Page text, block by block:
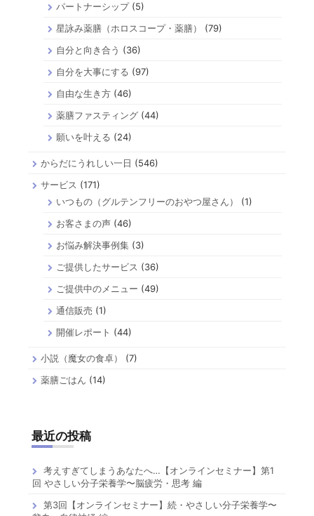
パートナーシップ(5)
星詠み薬膳（ホロスコープ・薬膳）
(79)
自分と向き合う (36)
自分を大事にする (97)
自由な生き方 (46)
薬膳ファスティング (44)
願いを叶える (24)
からだにうれしい一日 (546)
サービス (171)
いつもの（グルテンフリーのおやつ屋さん）
(1)
お客さまの声 (46)
お悩み解決事例集 (3)
ご提供したサービス (36)
ご提供中のメニュー (49)
通信販売 (1)
開催レポート (44)
小説（魔女の食卓）
(7)
薬膳ごはん (14)
最近の投稿
考えすぎてしまうあなたへ…【オンラインセミナー】第1
回 やさしい分子栄養学〜脳疲労・思考 編
第3回【オンラインセミナー】続・やさしい分子栄養学〜